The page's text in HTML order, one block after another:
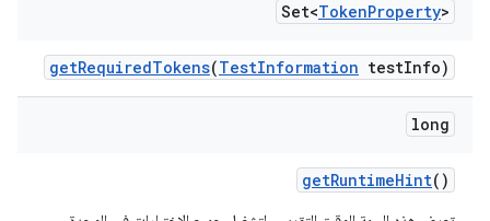
Set<TokenProperty>
getRequiredTokens(TestInformation testInfo)
long
getRuntimeHint()